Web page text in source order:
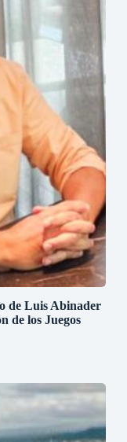
de Luis Abinader
de los Juegos